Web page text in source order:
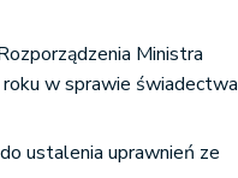
Ministra
w sprawie świadectwa
ustalenia uprawnień ze